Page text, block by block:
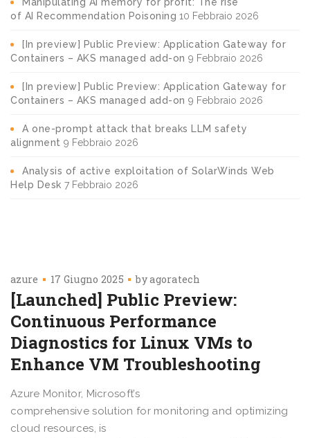
of AI Recommendation Poisoning 10 Febbraio 2026
[In preview] Public Preview: Application Gateway for
Containers – AKS managed add-on 9 Febbraio 2026
[In preview] Public Preview: Application Gateway for
Containers – AKS managed add-on 9 Febbraio 2026
A one-prompt attack that breaks LLM safety
alignment 9 Febbraio 2026
Analysis of active exploitation of SolarWinds Web
Help Desk 7 Febbraio 2026
azure 17 Giugno 2025 byagoratech
[Launched] Public Preview:
Continuous Performance
Diagnostics for Linux VMs to
Enhance VM Troubleshooting
Azure Monitor, Microsoft’s
comprehensive solution for monitoring and optimizing
cloud resources, is